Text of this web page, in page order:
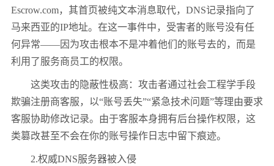
Escrow.com，其首页被纯文本消息取代，DNS记录指向了
马来西亚的IP地址。在这一事件中，受害者的账号没有任
何异常——因为攻击根本不是冲着他们的账号去的，而是
利用了服务商员工的权限。
这类攻击的隐蔽性极高：攻击者通过社会工程学手段
欺骗注册商客服，以“账号丢失”“紧急技术问题”等理由要求
客服协助修改记录。由于客服本身拥有后台操作权限，这
类篡改甚至不会在你的账号操作日志中留下痕迹。
2.权威DNS服务器被入侵